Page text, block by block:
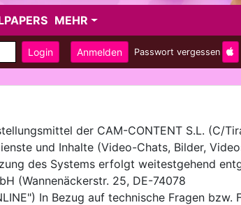
MEHR
Login Anmelden Passwort vergessen
der CAM-CONTENT S.L. (C/
und Inhalte (Video-Chats, Bilder,
des Systems erfolgt weitestgehend
(Wannenäckerstr. 25, DE-74078
In Bezug auf technische Fragen bzw.